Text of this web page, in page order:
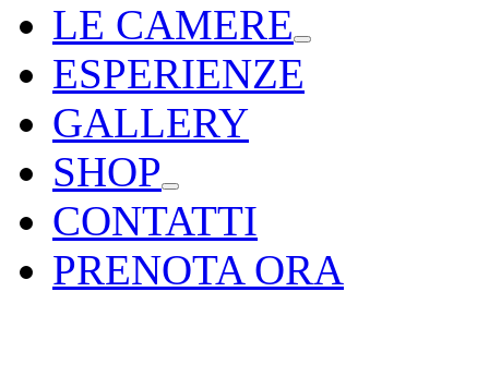
LE CAMERE
ESPERIENZE
GALLERY
SHOP
CONTATTI
PRENOTA ORA